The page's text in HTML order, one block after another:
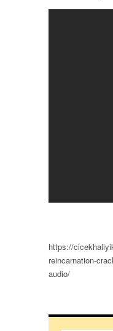
https://
reincarnation-
audio/